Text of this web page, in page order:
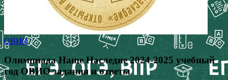
ОВИО
Олимпиада Наше Наследие 2024-2025 учебный
год ОВИО задания и ответы